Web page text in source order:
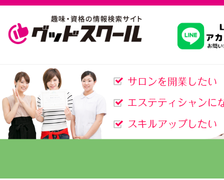
習いたいこ
スクールを